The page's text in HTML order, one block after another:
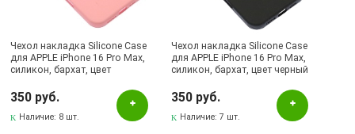
золотистый
Карамельный
Коралловый
Коричневый
Красный
Чехол накладка Silicone Case
для APPLE iPhone 16 Pro Max,
силикон, бархат, цвет
350 руб.
Наличие: 8 шт.
Чехол накладка Silicone Case
для APPLE iPhone 16 Pro Max,
силикон, бархат, цвет черный
350 руб.
Наличие:7 шт.